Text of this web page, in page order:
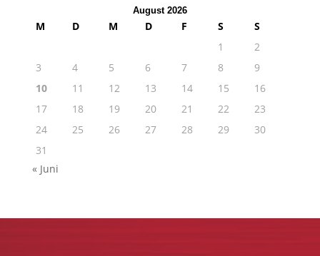
August 2026
M D M D F S
S
1
2
3
4 5 6 7 8
9
10
11 12 13 14 15
16
17
18 19 20 21 22
23
24
25 26 27 28 29
30
31
« Juni